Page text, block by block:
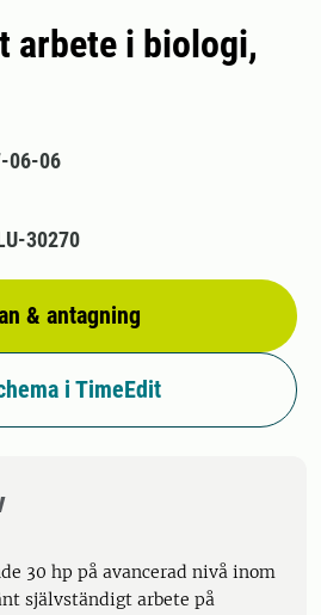
arbete i biologi,
06-06
& antagning
30270
i TimeEdit
30 hp på avancerad nivå inom
självständigt arbete på